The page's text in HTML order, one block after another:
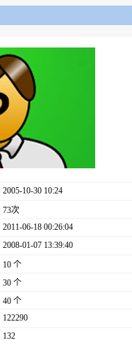
2005-10-30 10:24
73次
2011-06-18 00:26:04
2008-01-07 13:39:40
10 个
30 个
40 个
122290
132